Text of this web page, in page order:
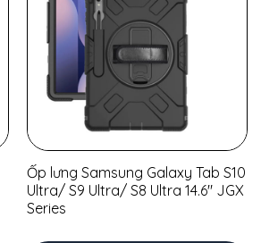
Ốp lưng Samsung Galaxy Tab S10
Ultra/ S9 Ultra/ S8 Ultra 14.6″ JGX
Series